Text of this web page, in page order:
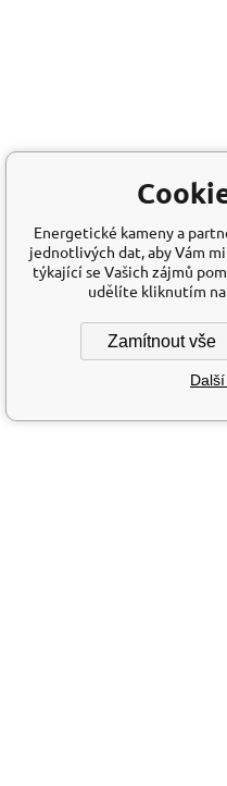
Energetické kameny a
jednotlivých dat, aby Vám
týkající se Vašich zájmů
udělíte kliknutím
Zamítnout vše